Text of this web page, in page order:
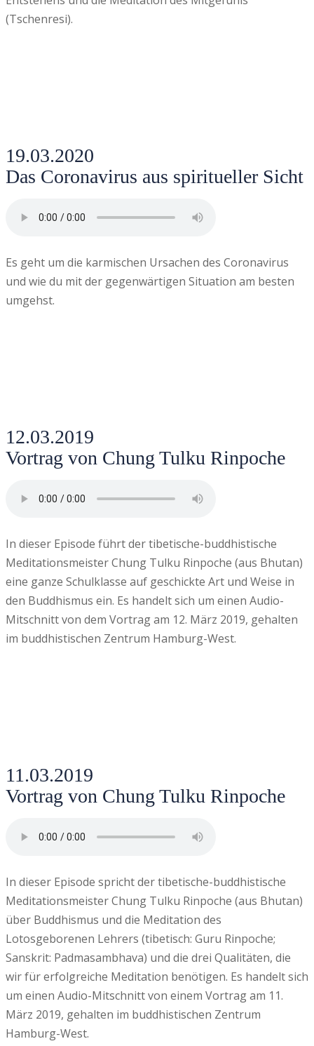
(Tschenresi).
19.03.2020
Das Coronavirus aus spiritueller Sicht
Es geht um die karmischen Ursachen des Coronavirus
und wie du mit der gegenwärtigen Situation am besten
umgehst.
12.03.2019
Vortrag von Chung Tulku Rinpoche
In dieser Episode führt der tibetische-buddhistische
Meditationsmeister Chung Tulku Rinpoche (aus Bhutan)
eine ganze Schulklasse auf geschickte Art und Weise in
den Buddhismus ein. Es handelt sich um einen Audio-
Mitschnitt von dem Vortrag am 12. März 2019, gehalten
im buddhistischen Zentrum Hamburg-West.
11.03.2019
Vortrag von Chung Tulku Rinpoche
In dieser Episode spricht der tibetische-buddhistische
Meditationsmeister Chung Tulku Rinpoche (aus Bhutan)
über Buddhismus und die Meditation des
Lotosgeborenen Lehrers (tibetisch: Guru Rinpoche;
Sanskrit: Padmasambhava) und die drei Qualitäten, die
wir für erfolgreiche Meditation benötigen. Es handelt sich
um einen Audio-Mitschnitt von einem Vortrag am 11.
März 2019, gehalten im buddhistischen Zentrum
Hamburg-West.